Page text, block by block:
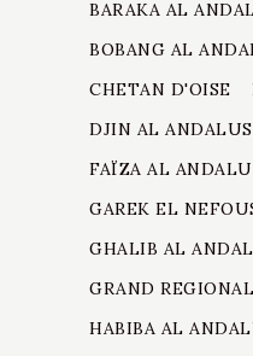
BARAKA AL
BOBANG AL
CHETAN D'OISE
DJIN AL ANDALUS
FAÏZA AL
GAREK EL
GHALIB AL
GRAND REGIONAL
HABIBA AL